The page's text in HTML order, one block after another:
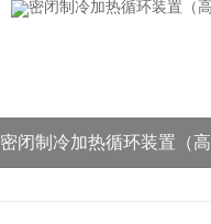
密闭制冷加热循环装置（高